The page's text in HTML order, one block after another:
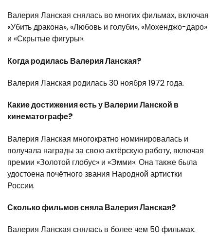
Валерия Ланская снялась во многих фильмах, включая
«Убить дракона», «Любовь и голуби», «Мохенджо-даро»
и «Скрытые фигуры».
Когда родилась Валерия Ланская?
Валерия Ланская родилась 30 ноября 1972 года.
Какие достижения есть у Валерии Ланской в
кинематографе?
Валерия Ланская многократно номинировалась и
получала награды за свою актёрскую работу, включая
премии «Золотой глобус» и «Эмми». Она также была
удостоена почётного звания Народной артистки
России.
Сколько фильмов сняла Валерия Ланская?
Валерия Ланская снялась в более чем 50 фильмах.